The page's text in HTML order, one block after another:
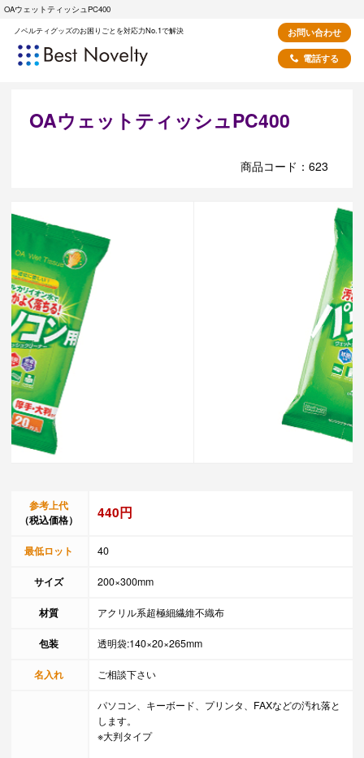
OAウェットティッシュPC400
ノベルティグッズのお困りごとを対応力No.1で解決
お問い合わせ
電話する
OAウェットティッシュPC400
商品コード：623
参考上代
（税込価格）
440円
最低ロット 40
サイズ 200×300mm
材質 アクリル系超極細繊維不織布
包装 透明袋:140×20×265mm
名入れ ご相談下さい
パソコン、キーボード、プリンタ、FAXなどの汚れ落と
します。
※大判タイプ